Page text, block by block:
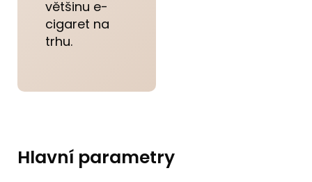
většinu e-
cigaret na
trhu.
Hlavní parametry